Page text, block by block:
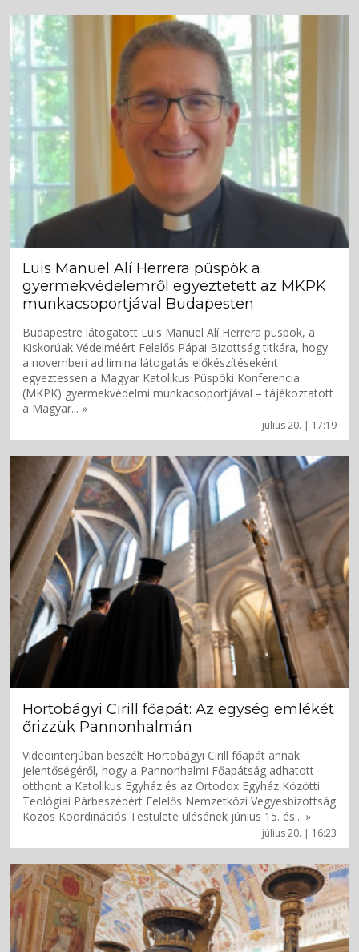
július 20. | 17:19
Luis Manuel Alí Herrera püspök a
gyermekvédelemről egyeztetett az MKPK
munkacsoportjával Budapesten
Budapestre látogatott Luis Manuel Alí Herrera püspök, a
Kiskorúak Védelméért Felelős Pápai Bizottság titkára, hogy
a novemberi ad limina látogatás előkészítéseként
egyeztessen a Magyar Katolikus Püspöki Konferencia
(MKPK) gyermekvédelmi munkacsoportjával – tájékoztatott
a Magyar... »
július 20. | 16:23
Hortobágyi Cirill főapát: Az egység emlékét
őrizzük Pannonhalmán
Videointerjúban beszélt Hortobágyi Cirill főapát annak
jelentőségéről, hogy a Pannonhalmi Főapátság adhatott
otthont a Katolikus Egyház és az Ortodox Egyház Közötti
Teológiai Párbeszédért Felelős Nemzetközi Vegyesbizottság
Közös Koordinációs Testülete ülésének június 15. és... »